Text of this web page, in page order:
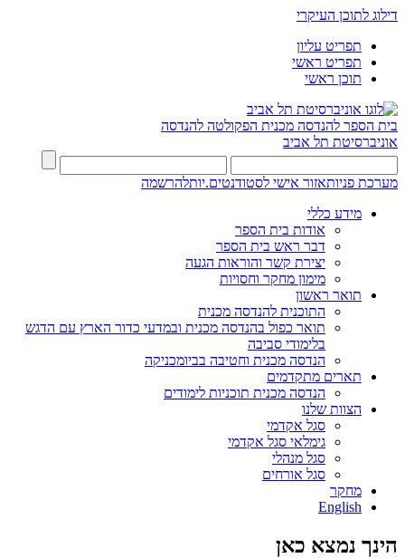
דילוג לתוכן העיקרי
תפריט עליון
תפריט ראשי
תוכן ראשי
בית הספר להנדסה מכנית הפקולטה להנדסה
אוניברסיטת תל אביב
מערכת פניותאזור אישי לסטודנטים.יותלהרשמה
מידע כללי
אודות בית הספר
דבר ראש בית הספר
יצירת קשר והוראות הגעה
מימון מחקר וחסויות
תואר ראשון
התוכנית להנדסה מכנית
תואר כפול בהנדסה מכנית ובמדעי כדור הארץ עם הדגש
בלימודי סביבה
הנדסה מכנית וחטיבה בביומכניקה
תארים מתקדמים
הנדסה מכנית תוכניות לימודים
הצוות שלנו
סגל אקדמי
גימלאי סגל אקדמי
סגל מנהלי
סגל אורחים
מחקר
English
הינך נמצא כאן